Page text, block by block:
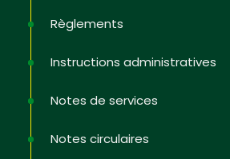
Règlements
Instructions administratives
Notes de services
Notes circulaires